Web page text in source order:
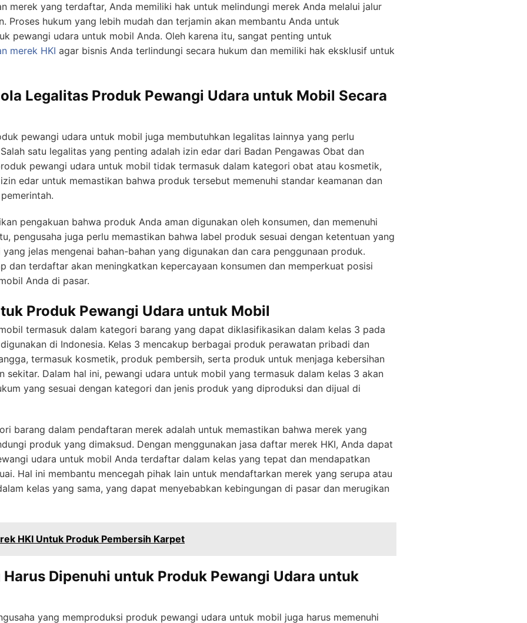
merek yang terdaftar, Anda memiliki hak untuk melindungi merek Anda melalui jalur
Proses hukum yang lebih mudah dan terjamin akan membantu Anda untuk
pewangi udara untuk mobil Anda. Oleh karena itu, sangat penting untuk
merek HKI agar bisnis Anda terlindungi secara hukum dan memiliki hak eksklusif untuk
Legalitas Produk Pewangi Udara untuk Mobil Secara
pewangi udara untuk mobil juga membutuhkan legalitas lainnya yang perlu
satu legalitas yang penting adalah izin edar dari Badan Pengawas Obat dan
pewangi udara untuk mobil tidak termasuk dalam kategori obat atau kosmetik,
edar untuk memastikan bahwa produk tersebut memenuhi standar keamanan dan
pengakuan bahwa produk Anda aman digunakan oleh konsumen, dan memenuhi
pengusaha juga perlu memastikan bahwa label produk sesuai dengan ketentuan yang
jelas mengenai bahan-bahan yang digunakan dan cara penggunaan produk.
dan terdaftar akan meningkatkan kepercayaan konsumen dan memperkuat posisi
Anda di pasar.
Produk Pewangi Udara untuk Mobil
termasuk dalam kategori barang yang dapat diklasifikasikan dalam kelas 3 pada
di Indonesia. Kelas 3 mencakup berbagai produk perawatan pribadi dan
termasuk kosmetik, produk pembersih, serta produk untuk menjaga kebersihan
sekitar. Dalam hal ini, pewangi udara untuk mobil yang termasuk dalam kelas 3 akan
yang sesuai dengan kategori dan jenis produk yang diproduksi dan dijual di
barang dalam pendaftaran merek adalah untuk memastikan bahwa merek yang
produk yang dimaksud. Dengan menggunakan jasa daftar merek HKI, Anda dapat
udara untuk mobil Anda terdaftar dalam kelas yang tepat dan mendapatkan
Hal ini membantu mencegah pihak lain untuk mendaftarkan merek yang serupa atau
kelas yang sama, yang dapat menyebabkan kebingungan di pasar dan merugikan
HKI Untuk Produk Pembersih Karpet
Dipenuhi untuk Produk Pewangi Udara untuk
yang memproduksi produk pewangi udara untuk mobil juga harus memenuhi